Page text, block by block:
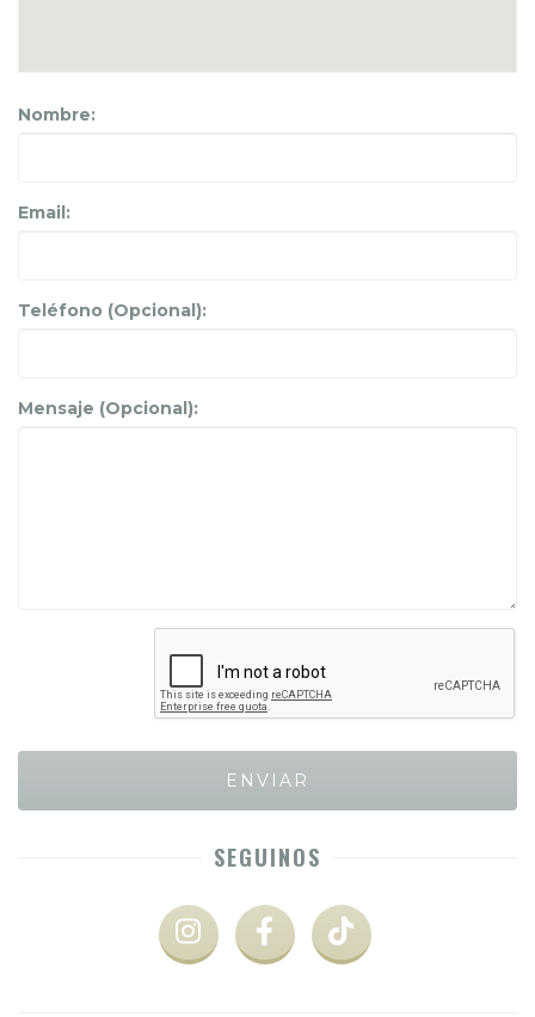
Nombre:
Email:
Teléfono (Opcional):
Mensaje (Opcional):
SEGUINOS